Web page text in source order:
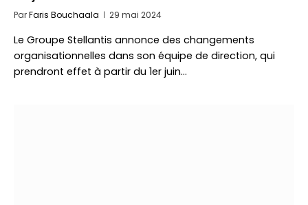
ParFaris Bouchaala 29 mai 2024
Le Groupe Stellantis annonce des changements
organisationnelles dans son équipe de direction, qui
prendront effet à partir du 1er juin…